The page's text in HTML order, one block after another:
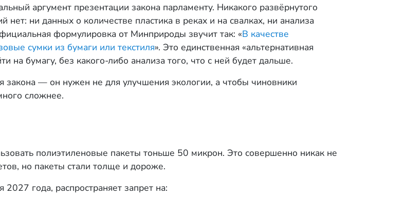
аргумент презентации закона парламенту. Никакого развёрнутого
нет: ни данных о количестве пластика в реках и на свалках, ни анализа
формулировка от Минприроды звучит так: «В качестве
сумки из бумаги или текстиля». Это единственная «альтернативная
на бумагу, без какого-либо анализа того, что с ней будет дальше.
закона — он нужен не для улучшения экологии, а чтобы чиновники
сложнее.
полиэтиленовые пакеты тоньше 50 микрон. Это совершенно никак не
но пакеты стали толще и дороже.
года, распространяет запрет на: